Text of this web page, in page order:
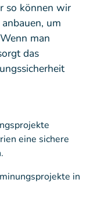
so können wir
um
man
das
eine sichere
in